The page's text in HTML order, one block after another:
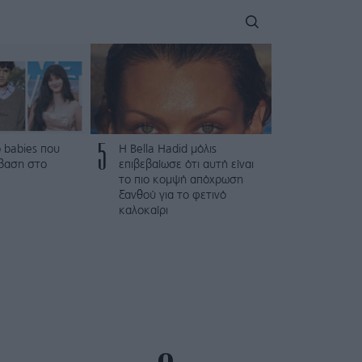
babies που
στο
5
Η Bella Hadid μόλις
επιβεβαίωσε ότι αυτή είναι
το πιο κομψή απόχρωση
ξανθού για το φετινό
καλοκαίρι